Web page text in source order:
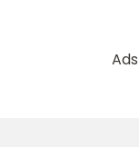
Ads